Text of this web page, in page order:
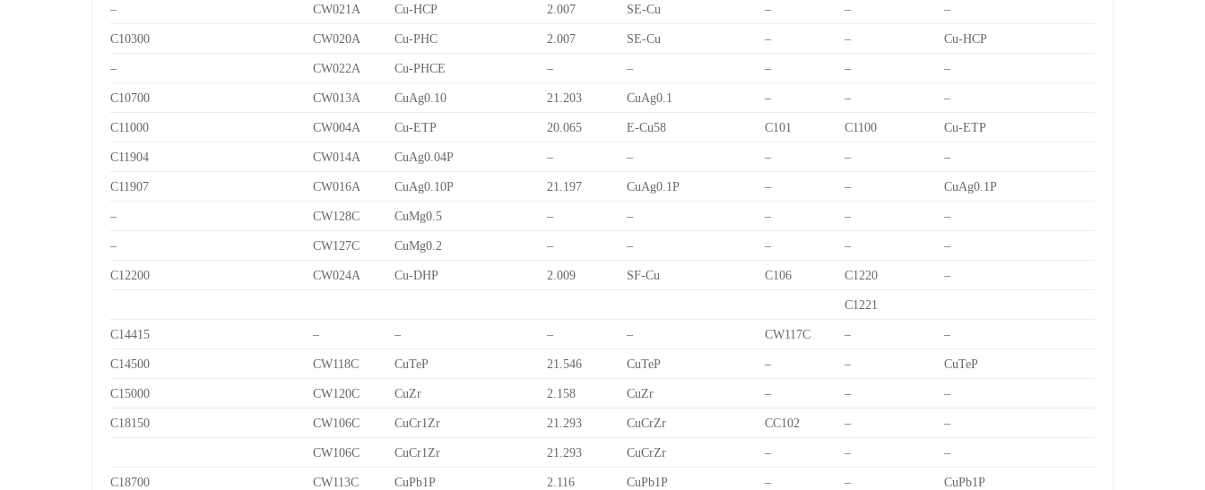
– CW021A Cu-HCP 2.007 SE-Cu – – –
C10300 CW020A Cu-PHC 2.007 SE-Cu – – Cu-HCP
– CW022A Cu-PHCE – – – – –
C10700 CW013A CuAg0.10 21.203 CuAg0.1 – – –
C11000 CW004A Cu-ETP 20.065 E-Cu58 C101 C1100 Cu-ETP
C11904 CW014A CuAg0.04P – – – – –
C11907 CW016A CuAg0.10P 21.197 CuAg0.1P – – CuAg0.1P
– CW128C CuMg0.5 – – – – –
– CW127C CuMg0.2 – – – – –
C12200 CW024A Cu-DHP 2.009 SF-Cu C106 C1220 –
C1221
C14415 – – – – CW117C – –
C14500 CW118C CuTeP 21.546 CuTeP – – CuTeP
C15000 CW120C CuZr 2.158 CuZr – – –
C18150 CW106C CuCr1Zr 21.293 CuCrZr CC102 – –
CW106C CuCr1Zr 21.293 CuCrZr – – –
C18700 CW113C CuPb1P 2.116 CuPb1P – – CuPb1P